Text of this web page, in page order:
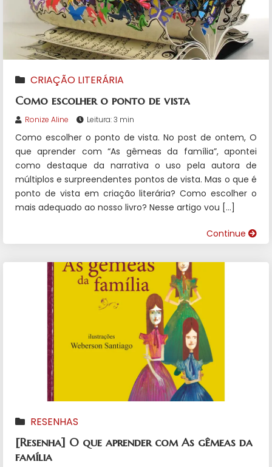
CRIAÇÃO LITERÁRIA
Como escolher o ponto de vista
Ronize Aline Leitura: 3 min
Como escolher o ponto de vista. No post de ontem, O
que aprender com “As gêmeas da família”, apontei
como destaque da narrativa o uso pela autora de
múltiplos e surpreendentes pontos de vista. Mas o que é
ponto de vista em criação literária? Como escolher o
mais adequado ao nosso livro? Nesse artigo vou […]
Continue
RESENHAS
[Resenha] O que aprender com As gêmeas da
família